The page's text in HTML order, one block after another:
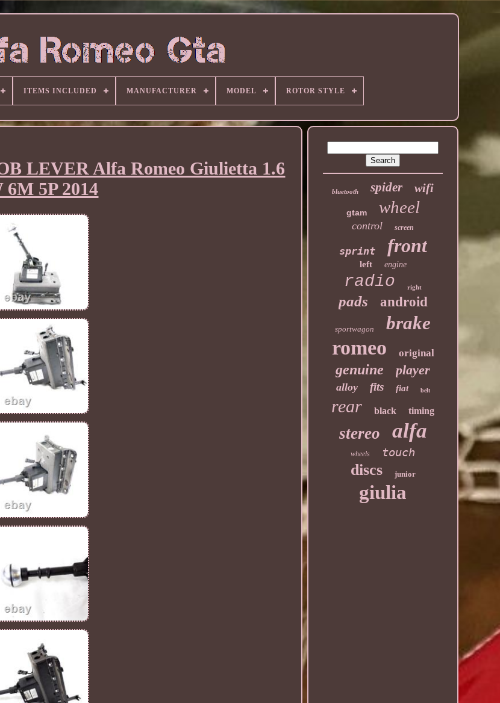
ITEMS INCLUDED MANUFACTURER MODEL ROTOR STYLE
LEVER Alfa Romeo Giulietta 1.6
5P 2014
bluetooth spider wifi
gtam wheel
control screen
sprint front
left engine
radio right
pads android
sportwagon brake
romeo original
genuine player
alloy fits fiat belt
rear black timing
stereo alfa
wheels touch
discs junior
giulia